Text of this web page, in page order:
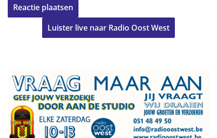
Luister live naar Radio Oost West